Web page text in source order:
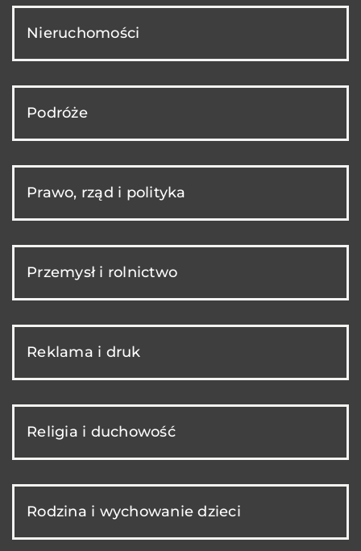
Nieruchomości
Podróże
Prawo, rząd i polityka
Przemysł i rolnictwo
Reklama i druk
Religia i duchowość
Rodzina i wychowanie dzieci